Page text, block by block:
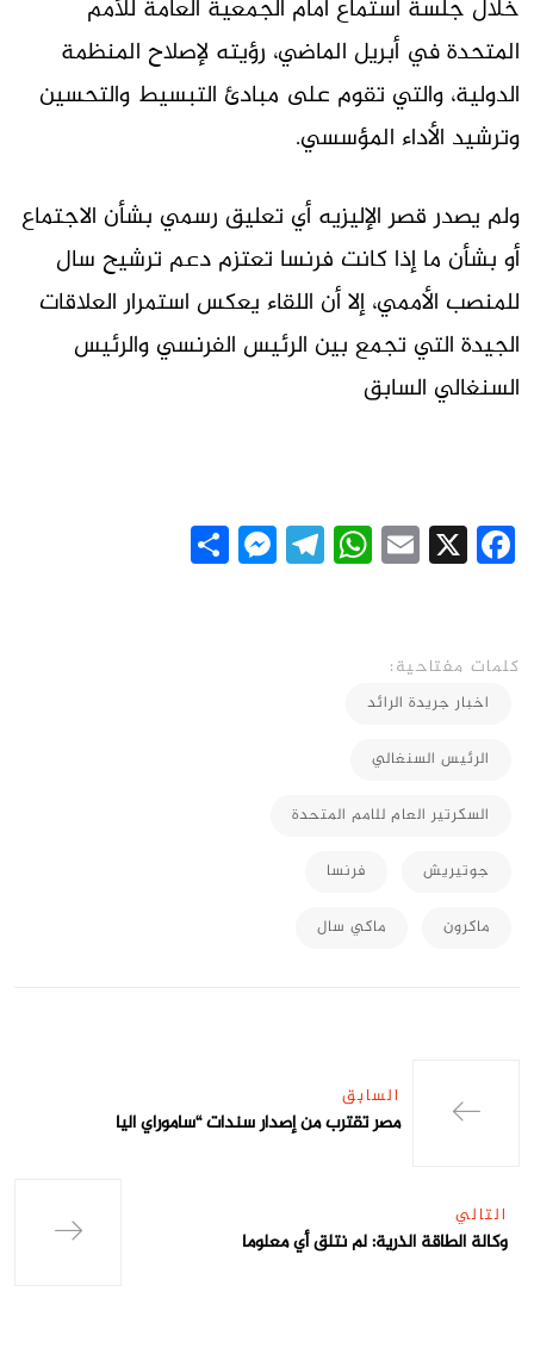
خلال جلسة استماع أمام الجمعية العامة للأمم
المتحدة في أبريل الماضي، رؤيته لإصلاح المنظمة
الدولية، والتي تقوم على مبادئ التبسيط والتحسين
وترشيد الأداء المؤسسي.
ولم يصدر قصر الإليزيه أي تعليق رسمي بشأن الاجتماع
أو بشأن ما إذا كانت فرنسا تعتزم دعم ترشيح سال
للمنصب الأممي، إلا أن اللقاء يعكس استمرار العلاقات
الجيدة التي تجمع بين الرئيس الفرنسي والرئيس
السنغالي السابق
Facebook
X
Email
WhatsApp
Telegram
Messenger
كلمات مفتاحية:
اخبار جريدة الرائد
الرئيس السنغالي
السكرتير العام للامم المتحدة
جوتيريش فرنسا
ماكرون ماكي سال
السابق
مصر تقترب من إصدار سندات “ساموراي اليا
التالي
وكالة الطاقة الذرية: لم نتلق أي معلوما